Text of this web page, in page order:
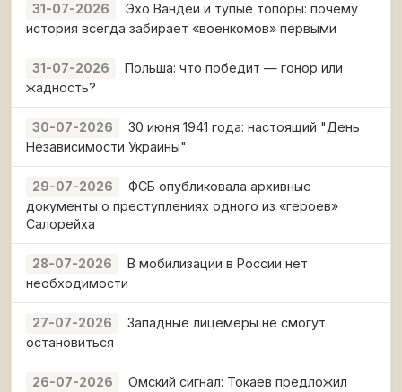
31-07-2026
Эхо Вандеи и тупые топоры: почему
история всегда забирает «военкомов» первыми
31-07-2026
Польша: что победит — гонор или
жадность?
30-07-2026
30 июня 1941 года: настоящий "День
Независимости Украины"
29-07-2026
ФСБ опубликовала архивные
документы о преступлениях одного из «героев»
Салорейха
28-07-2026
В мобилизации в России нет
необходимости
27-07-2026
Западные лицемеры не смогут
остановиться
26-07-2026
Омский сигнал: Токаев предложил